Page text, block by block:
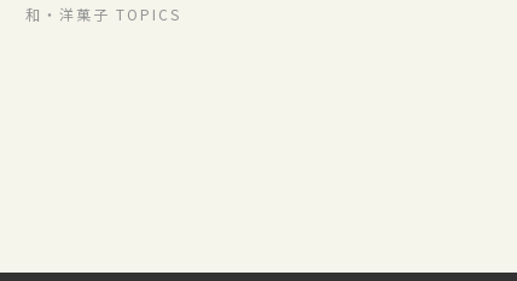
和・洋菓子 TOPICS